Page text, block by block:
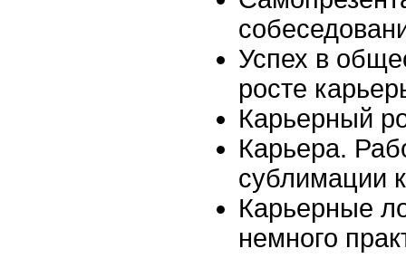
Успех в
росте
Карьерный
Карьера.
сублимации
Карьерные
немного